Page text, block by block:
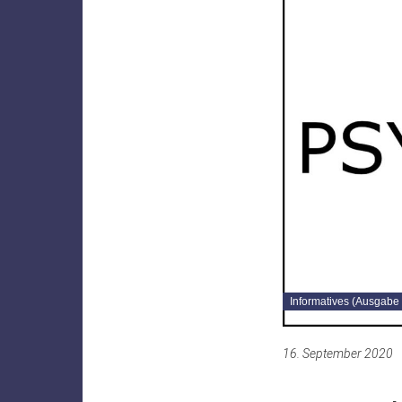
Informatives (Ausgabe
16. September 2020